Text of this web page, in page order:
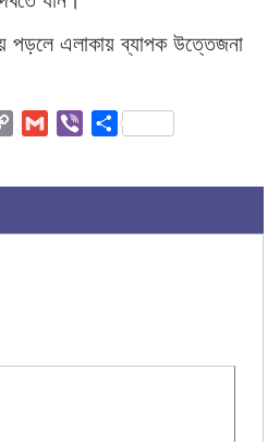
পড়লে এলাকায় ব্যাপক উত্তেজনা
Copy
Gmail ViberShare